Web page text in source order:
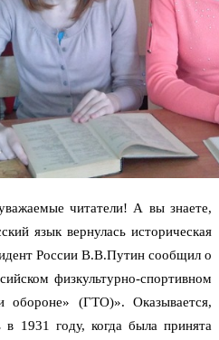
читатели! А вы знаете,
язык вернулась историческая
России В.В.Путин сообщил о
физкультурно-спортивном
обороне» (ГТО)». Оказывается,
в 1931 году, когда была принята